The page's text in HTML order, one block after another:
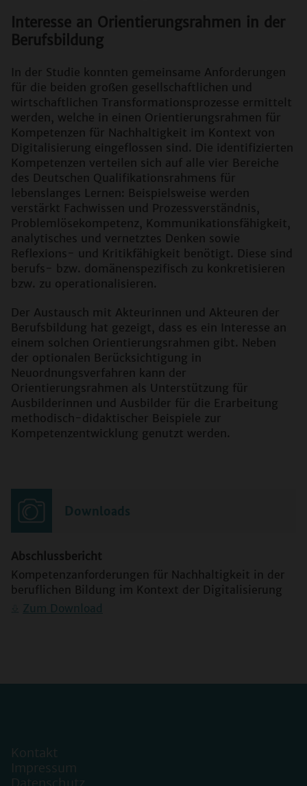
Interesse an Orientierungsrahmen in der
Berufsbildung
In der Studie konnten gemeinsame Anforderungen
für die beiden großen gesellschaftlichen und
wirtschaftlichen Transformationsprozesse ermittelt
werden, welche in einen Orientierungsrahmen für
Kompetenzen für Nachhaltigkeit im Kontext von
Digitalisierung eingeflossen sind. Die identifizierten
Kompetenzen verteilen sich auf alle vier Bereiche
des Deutschen Qualifikationsrahmens für
lebenslanges Lernen: Beispielsweise werden
verstärkt Fachwissen und Prozessverständnis,
Problemlösekompetenz, Kommunikationsfähigkeit,
analytisches und vernetztes Denken sowie
Reflexions- und Kritikfähigkeit benötigt. Diese sind
berufs- bzw. domänenspezifisch zu konkretisieren
bzw. zu operationalisieren.
Der Austausch mit Akteurinnen und Akteuren der
Berufsbildung hat gezeigt, dass es ein Interesse an
einem solchen Orientierungsrahmen gibt. Neben
der optionalen Berücksichtigung in
Neuordnungsverfahren kann der
Orientierungsrahmen als Unterstützung für
Ausbilderinnen und Ausbilder für die Erarbeitung
methodisch-didaktischer Beispiele zur
Kompetenzentwicklung genutzt werden.
Downloads
Abschlussbericht
Kompetenzanforderungen für Nachhaltigkeit in der
beruflichen Bildung im Kontext der Digitalisierung
Zum Download
Kontakt
Impressum
Datenschutz